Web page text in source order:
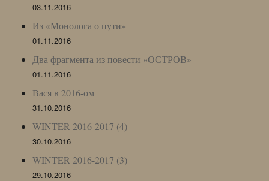
03.11.2016
Из «Монолога о пути»
01.11.2016
Два фрагмента из повести «ОСТРОВ»
01.11.2016
Вася в 2016-ом
31.10.2016
WINTER 2016-2017 (4)
30.10.2016
WINTER 2016-2017 (3)
29.10.2016